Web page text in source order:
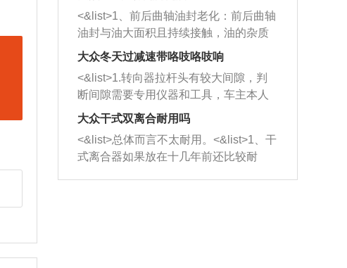
西取出来。但如果是因为积碳过多引起
的堵塞，就需要将三元催化器泡在草酸
洗剂对堵塞的情况得到解决，将清洗剂
放在燃油箱中，与燃油混合后，车辆启
动时，就可以和汽油一起进入到燃烧
室，最后形成废气排出，就可以让三元
催化器得到清洗，排气管堵塞的情况就
能够得到解决。
一圈半的练习，往右同样也要打相同的
圈数。 <&list>3、最后强调要反复练
习，这样就可以形成肌肉记忆，在真实
驾驶车辆时，不需要记忆也能打好方
向。
<&list>1、前后曲轴油封老化：前后曲轴
油封与油大面积且持续接触，油的杂质
和发动机内持续温度变化使其密封效果
逐渐减弱，导致渗油或漏油。<&list>2、
活塞间隙过大：积碳会使活塞环与缸体
的间隙扩大，导致机油流入燃烧室中，
造成烧机油。<&list>3、机油粘度。使用
机油粘度过小的话，同样会有烧机油现
象，机油粘度过小具有很好的流动性，
大众冬天过减速带咯吱咯吱响
<&list>1.转向器拉杆头有较大间隙，判
断间隙需要专用仪器和工具，车主本人
无法制作，需要将车辆送到修理厂或4s
店；<&list>2.车辆半轴套管防尘罩破
裂，破裂后会出现漏油现象，使半轴磨
损严重，磨损的半轴容易损坏，产生异
响；<&list>3.稳定器的转向胶套和球头
大众干式双离合耐用吗
<&list>总体而言不太耐用。<&list>1、干
式离合器如果放在十几年前还比较耐